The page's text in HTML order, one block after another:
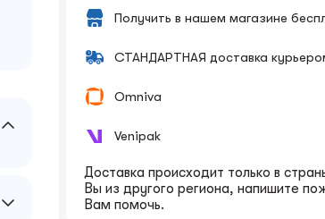
Получить в нашем магазине
СТАНДАРТНАЯ доставка
Omniva
Venipak
Доставка происходит только в
Вы из другого региона, напишите
Вам помочь.